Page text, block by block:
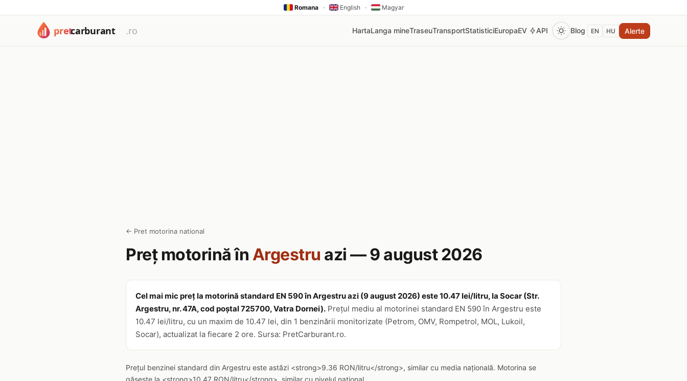
Romana · English · Magyar
HartaLanga mineTraseuTransportStatisticiEuropaEV API Blog EN HU Alerte
← Pret motorina national
Preț motorină în Argestru azi — 9 august 2026
Cel mai mic preț la motorină standard EN 590 în Argestru azi (9 august 2026) este 10.47 lei/litru, la Socar (Str.
Argestru, nr. 47A, cod poştal 725700, Vatra Dornei). Prețul mediu al motorinei standard EN 590 în Argestru este
10.47 lei/litru, cu un maxim de 10.47 lei, din 1 benzinării monitorizate (Petrom, OMV, Rompetrol, MOL, Lukoil,
Socar), actualizat la fiecare 2 ore. Sursa: PretCarburant.ro.
Prețul benzinei standard din Argestru este astăzi <strong>9.36 RON/litru</strong>, similar cu media națională. Motorina se
găsește la <strong>10.47 RON/litru</strong>, similar cu nivelul național.